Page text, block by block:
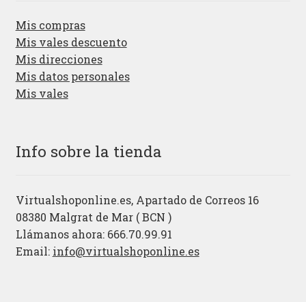
Mis compras
Mis vales descuento
Mis direcciones
Mis datos personales
Mis vales
Info sobre la tienda
Virtualshoponline.es, Apartado de Correos 16
08380 Malgrat de Mar ( BCN )
Llámanos ahora: 666.70.99.91
Email: info@virtualshoponline.es